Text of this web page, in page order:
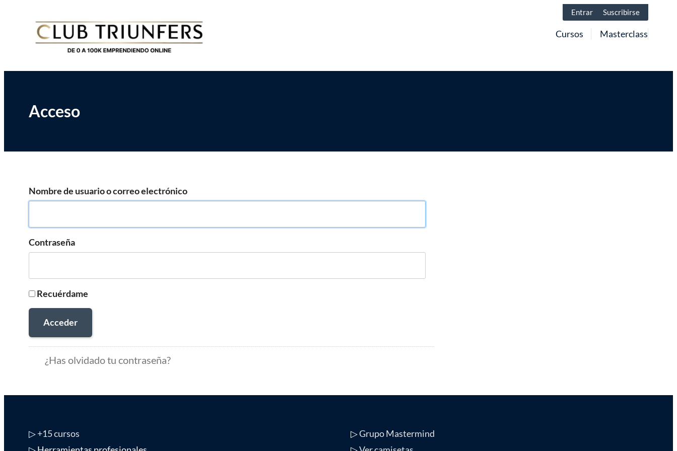
contenidoClub Triunfers
Entrar Suscribirse
Cursos Masterclass
Acceso
Nombre de usuario o correo electrónico
Contraseña
Recuérdame
Acceder
¿Has olvidado tu contraseña?
▷+15 cursos
▷Grupo Mastermind